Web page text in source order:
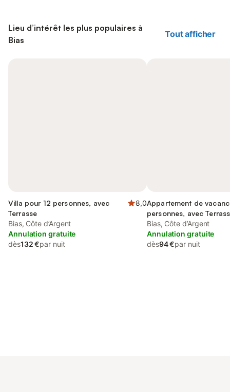
Lieu d’intérêt les plus populaires à
Bias
Tout afficher
Villa pour 12 personnes, avec
Terrasse
8,0
Bias, Côte d’Argent
Annulation gratuite
dès132 €par nuit
Appartement de
personnes, avec
Bias, Côte d’Argent
Annulation gratuite
dès94 €par nuit